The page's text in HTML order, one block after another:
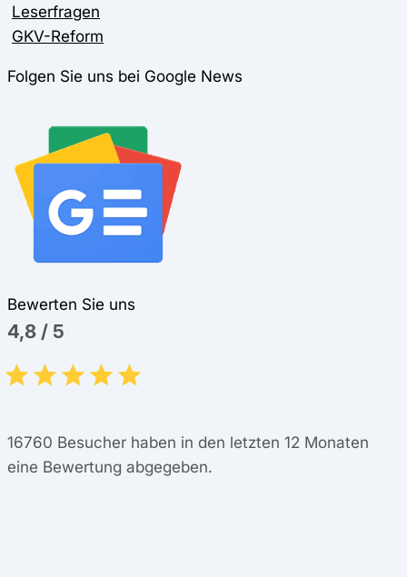
Leserfragen
GKV-Reform
Folgen Sie uns bei Google News
Bewerten Sie uns
4,8 / 5
16760 Besucher haben in den letzten 12 Monaten
eine Bewertung abgegeben.